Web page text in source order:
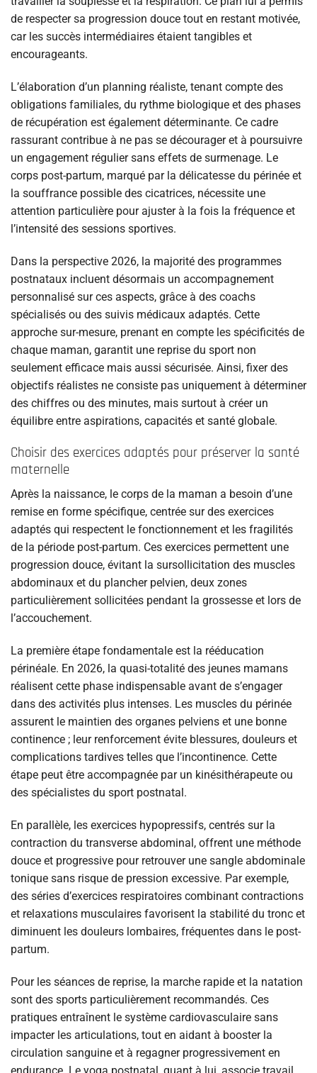
de respecter sa progression douce tout en restant motivée,
car les succès intermédiaires étaient tangibles et
encourageants.
L’élaboration d’un planning réaliste, tenant compte des
obligations familiales, du rythme biologique et des phases
de récupération est également déterminante. Ce cadre
rassurant contribue à ne pas se décourager et à poursuivre
un engagement régulier sans effets de surmenage. Le
corps post-partum, marqué par la délicatesse du périnée et
la souffrance possible des cicatrices, nécessite une
attention particulière pour ajuster à la fois la fréquence et
l’intensité des sessions sportives.
Dans la perspective 2026, la majorité des programmes
postnataux incluent désormais un accompagnement
personnalisé sur ces aspects, grâce à des coachs
spécialisés ou des suivis médicaux adaptés. Cette
approche sur-mesure, prenant en compte les spécificités de
chaque maman, garantit une reprise du sport non
seulement efficace mais aussi sécurisée. Ainsi, fixer des
objectifs réalistes ne consiste pas uniquement à déterminer
des chiffres ou des minutes, mais surtout à créer un
équilibre entre aspirations, capacités et santé globale.
Choisir des exercices adaptés pour préserver la santé
maternelle
Après la naissance, le corps de la maman a besoin d’une
remise en forme spécifique, centrée sur des exercices
adaptés qui respectent le fonctionnement et les fragilités
de la période post-partum. Ces exercices permettent une
progression douce, évitant la sursollicitation des muscles
abdominaux et du plancher pelvien, deux zones
particulièrement sollicitées pendant la grossesse et lors de
l’accouchement.
La première étape fondamentale est la rééducation
périnéale. En 2026, la quasi-totalité des jeunes mamans
réalisent cette phase indispensable avant de s’engager
dans des activités plus intenses. Les muscles du périnée
assurent le maintien des organes pelviens et une bonne
continence ; leur renforcement évite blessures, douleurs et
complications tardives telles que l’incontinence. Cette
étape peut être accompagnée par un kinésithérapeute ou
des spécialistes du sport postnatal.
En parallèle, les exercices hypopressifs, centrés sur la
contraction du transverse abdominal, offrent une méthode
douce et progressive pour retrouver une sangle abdominale
tonique sans risque de pression excessive. Par exemple,
des séries d’exercices respiratoires combinant contractions
et relaxations musculaires favorisent la stabilité du tronc et
diminuent les douleurs lombaires, fréquentes dans le post-
partum.
Pour les séances de reprise, la marche rapide et la natation
sont des sports particulièrement recommandés. Ces
pratiques entraînent le système cardiovasculaire sans
impacter les articulations, tout en aidant à booster la
circulation sanguine et à regagner progressivement en
endurance. Le yoga postnatal, quant à lui, associe travail